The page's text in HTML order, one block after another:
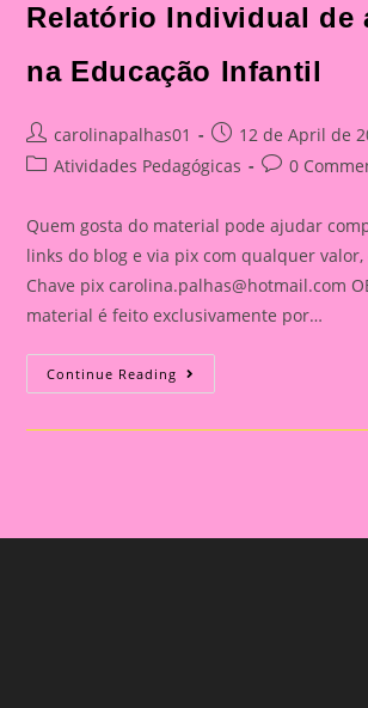
Relatório Individual de
na Educação Infantil
Post
author:
carolinapalhas01
Post
published:
12 de April de
PostAtividades Pedagógicas
Post0
Quem gosta do material pode ajudar
links do blog e via pix com qualquer
Chave pixcarolina.palhas@hotmail.com
material é feito exclusivamente por…
Continue Reading Relatório
Individual
Avaliação